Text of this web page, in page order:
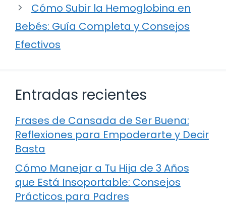
Cómo Subir la Hemoglobina en
Bebés: Guía Completa y Consejos
Efectivos
Entradas recientes
Frases de Cansada de Ser Buena:
Reflexiones para Empoderarte y Decir
Basta
Cómo Manejar a Tu Hija de 3 Años
que Está Insoportable: Consejos
Prácticos para Padres